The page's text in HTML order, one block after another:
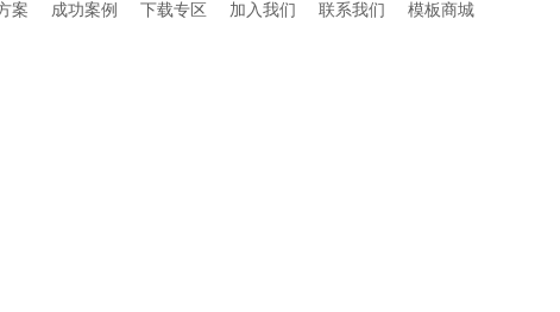
案 成功案例 下载专区 加入我们 联系我们 模板商城